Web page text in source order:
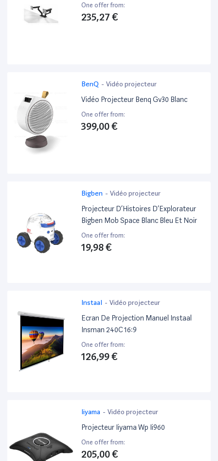
One offer from:
235,27 €
BenQ - Vidéo projecteur
Vidéo Projecteur Benq Gv30 Blanc
One offer from:
399,00 €
Bigben - Vidéo projecteur
Projecteur D’Histoires D’Explorateur
Bigben Mob Space Blanc Bleu Et Noir
One offer from:
19,98 €
Instaal - Vidéo projecteur
Ecran De Projection Manuel Instaal
Insman 240C 16:9
One offer from:
126,99 €
Iiyama - Vidéo projecteur
Projecteur Iiyama Wp Ii960
One offer from:
205,00 €